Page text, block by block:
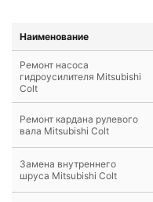
Наименование
Ремонт насоса
гидроусилителя Mitsubishi
Colt
Ремонт кардана рулевого
вала Mitsubishi Colt
Замена внутреннего
шруса Mitsubishi Colt